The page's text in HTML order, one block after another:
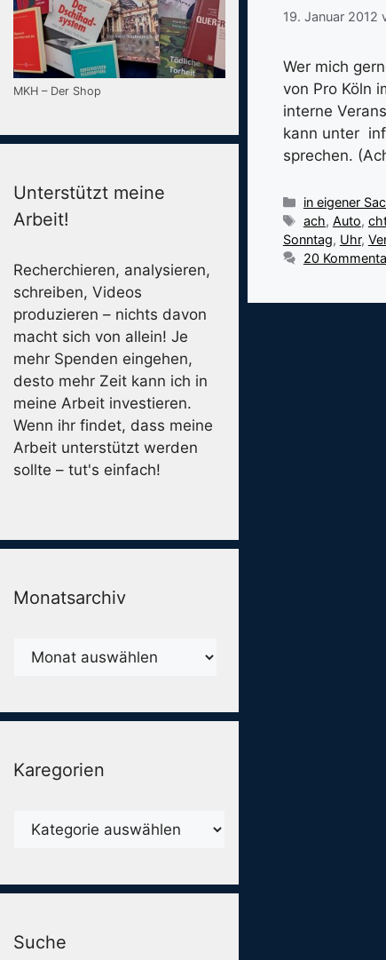
19. Januar 2012
Wer mich
von Pro Köln
interne
kann unter
sprechen.
Kategorien
in eigener
Schlagwörter
ach, Auto,
Sonntag, Uhr,
20
MKH – Der Shop
Unterstützt meine
Arbeit!
Recherchieren, analysieren,
schreiben, Videos
produzieren – nichts davon
macht sich von allein! Je
mehr Spenden eingehen,
desto mehr Zeit kann ich in
meine Arbeit investieren.
Wenn ihr findet, dass meine
Arbeit unterstützt werden
sollte – tut's einfach!
Monatsarchiv
Monatsarchiv
Karegorien
Karegorien
Suche